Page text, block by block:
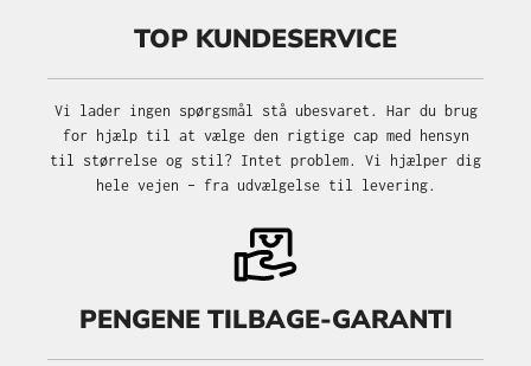
TOP KUNDESERVICE
Vi lader ingen spørgsmål stå ubesvaret. Har du brug
for hjælp til at vælge den rigtige cap med hensyn
til størrelse og stil? Intet problem. Vi hjælper dig
hele vejen – fra udvælgelse til levering.
PENGENE TILBAGE-GARANTI